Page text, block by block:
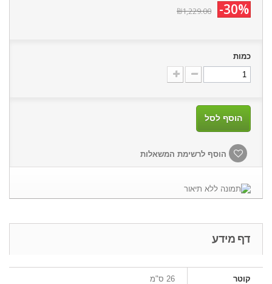
-30%
₪1,229.00
כמות
הוסף לסל
הוסף לרשימת המשאלות
דף מידע
קוטר 26 ס"מ